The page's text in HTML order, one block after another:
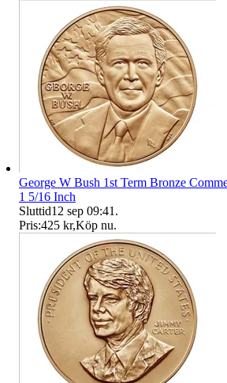
George W Bush 1st Term Bronze
1 5/16 Inch
Sluttid12 sep 09:41 .
Pris:425 kr,Köp nu.